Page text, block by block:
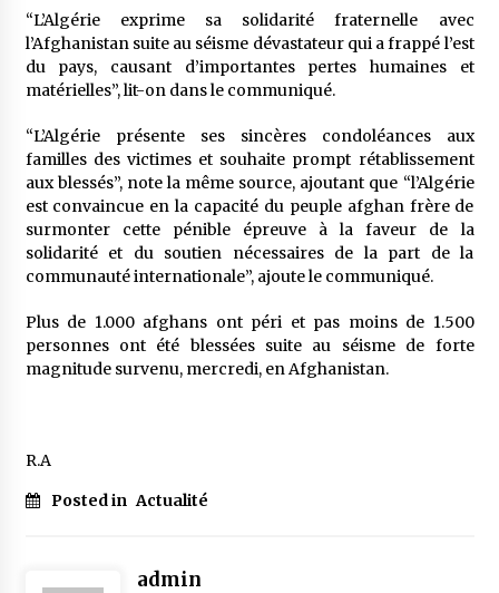
Rencontre nocturne dans le désert (Un conte
touareg)
Un conte targui/ Quand la tête est vide
5 ans ago
Tradition orale/ D’où viennent les contes et à
quoi servent-ils?
5 ans ago
“L’Algérie exprime sa solidarité fraternelle avec
l’Afghanistan suite au séisme dévastateur qui a frappé l’est
du pays, causant d’importantes pertes humaines et
matérielles”, lit-on dans le communiqué.
“L’Algérie présente ses sincères condoléances aux
familles des victimes et souhaite prompt rétablissement
aux blessés”, note la même source, ajoutant que “l’Algérie
est convaincue en la capacité du peuple afghan frère de
surmonter cette pénible épreuve à la faveur de la
solidarité et du soutien nécessaires de la part de la
communauté internationale”, ajoute le communiqué.
Plus de 1.000 afghans ont péri et pas moins de 1.500
personnes ont été blessées suite au séisme de forte
magnitude survenu, mercredi, en Afghanistan.
R.A
Posted in Actualité
admin